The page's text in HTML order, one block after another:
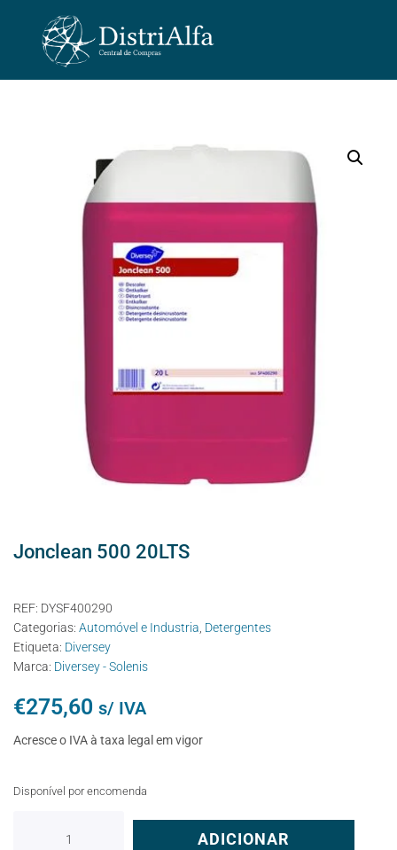
Jonclean 500 20LTS
REF: DYSF400290
Categorias: Automóvel e Industria Detergentes
Etiqueta: Diversey
Marca: Diversey - Solenis
€275,60 s/ IVA
Acresce o IVA à taxa legal em vigor
Disponível por encomenda
ADICIONAR